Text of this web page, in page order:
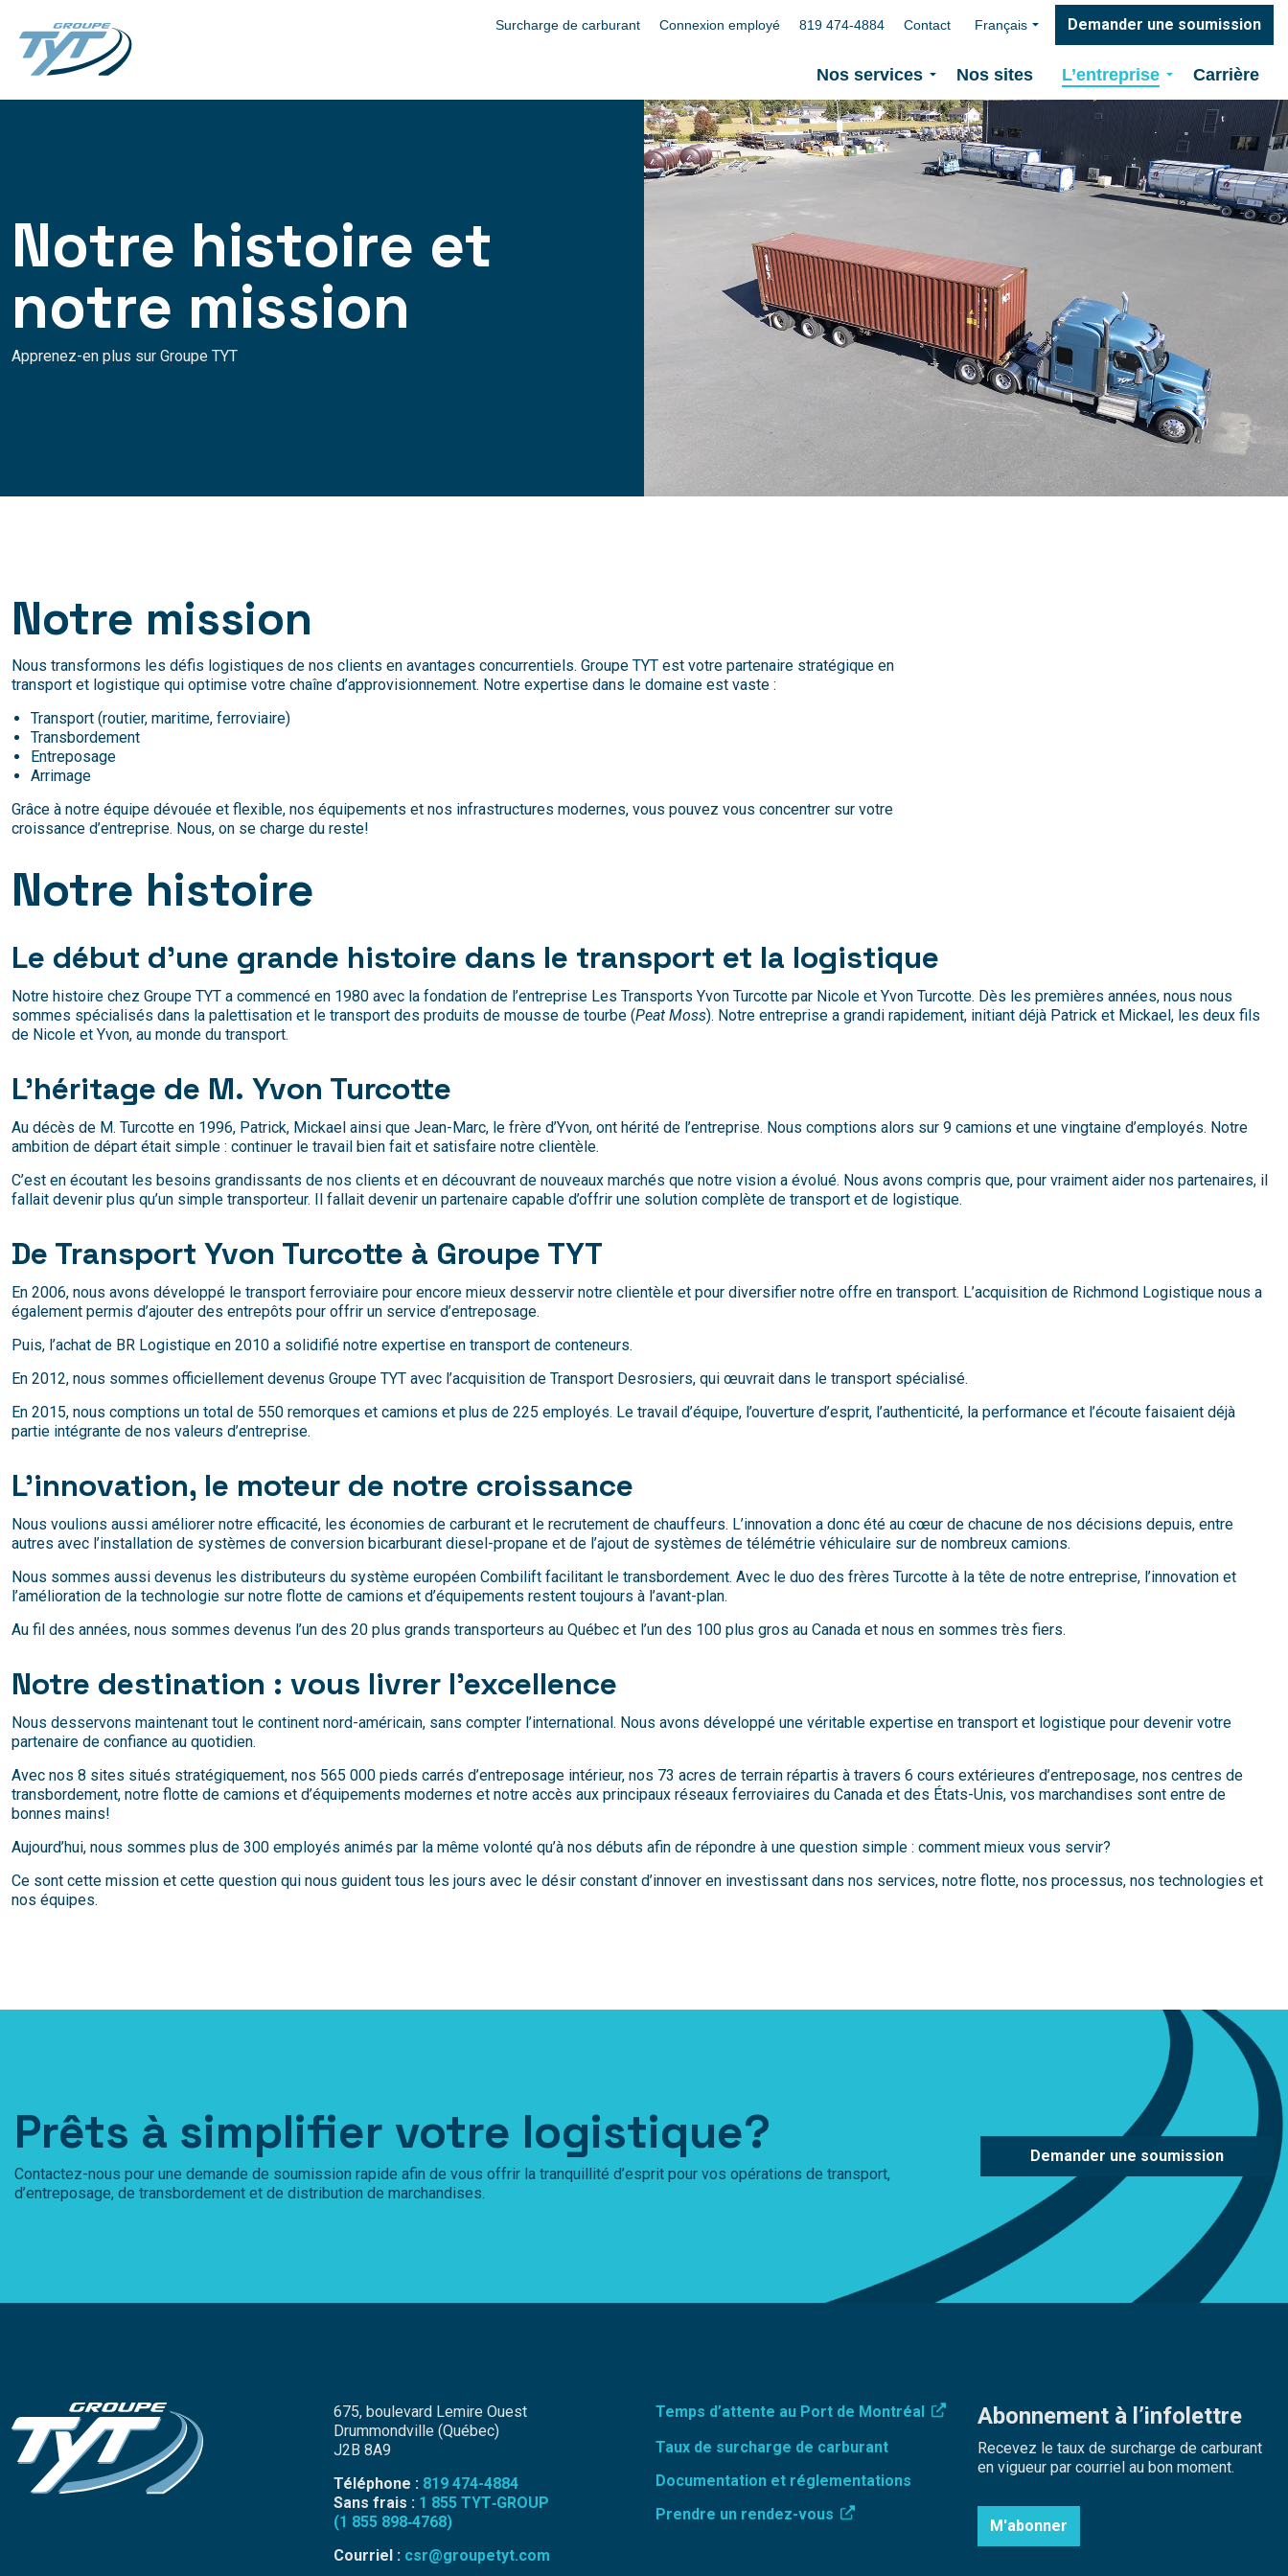
Nos services Nos sites L’entreprise Carrière
Surcharge de carburant Connexion employé 819 474-4884 Contact Français Demander une soumission
Notre histoire et
notre mission
Apprenez-en plus sur Groupe TYT
Notre mission
Nous transformons les défis logistiques de nos clients en avantages concurrentiels. Groupe TYT est votre partenaire stratégique en
transport et logistique qui optimise votre chaîne d’approvisionnement. Notre expertise dans le domaine est vaste :
Transport (routier, maritime, ferroviaire)
Transbordement
Entreposage
Arrimage
Grâce à notre équipe dévouée et flexible, nos équipements et nos infrastructures modernes, vous pouvez vous concentrer sur votre
croissance d’entreprise. Nous, on se charge du reste!
Notre histoire
Le début d’une grande histoire dans le transport et la logistique
Notre histoire chez Groupe TYT a commencé en 1980 avec la fondation de l’entreprise Les Transports Yvon Turcotte par Nicole et Yvon Turcotte. Dès les premières années, nous nous
sommes spécialisés dans la palettisation et le transport des produits de mousse de tourbe (Peat Moss). Notre entreprise a grandi rapidement, initiant déjà Patrick et Mickael, les deux fils
de Nicole et Yvon, au monde du transport.
L’héritage de M. Yvon Turcotte
Au décès de M. Turcotte en 1996, Patrick, Mickael ainsi que Jean-Marc, le frère d’Yvon, ont hérité de l’entreprise. Nous comptions alors sur 9 camions et une vingtaine d’employés. Notre
ambition de départ était simple : continuer le travail bien fait et satisfaire notre clientèle.
C’est en écoutant les besoins grandissants de nos clients et en découvrant de nouveaux marchés que notre vision a évolué. Nous avons compris que, pour vraiment aider nos partenaires, il
fallait devenir plus qu’un simple transporteur. Il fallait devenir un partenaire capable d’offrir une solution complète de transport et de logistique.
De Transport Yvon Turcotte à Groupe TYT
En 2006, nous avons développé le transport ferroviaire pour encore mieux desservir notre clientèle et pour diversifier notre offre en transport. L’acquisition de Richmond Logistique nous a
également permis d’ajouter des entrepôts pour offrir un service d’entreposage.
Puis, l’achat de BR Logistique en 2010 a solidifié notre expertise en transport de conteneurs.
En 2012, nous sommes officiellement devenus Groupe TYT avec l’acquisition de Transport Desrosiers, qui œuvrait dans le transport spécialisé.
En 2015, nous comptions un total de 550 remorques et camions et plus de 225 employés. Le travail d’équipe, l’ouverture d’esprit, l’authenticité, la performance et l’écoute faisaient déjà
partie intégrante de nos valeurs d’entreprise.
L’innovation, le moteur de notre croissance
Nous voulions aussi améliorer notre efficacité, les économies de carburant et le recrutement de chauffeurs. L’innovation a donc été au cœur de chacune de nos décisions depuis, entre
autres avec l’installation de systèmes de conversion bicarburant diesel-propane et de l’ajout de systèmes de télémétrie véhiculaire sur de nombreux camions.
Nous sommes aussi devenus les distributeurs du système européen Combilift facilitant le transbordement. Avec le duo des frères Turcotte à la tête de notre entreprise, l’innovation et
l’amélioration de la technologie sur notre flotte de camions et d’équipements restent toujours à l’avant-plan.
Au fil des années, nous sommes devenus l’un des 20 plus grands transporteurs au Québec et l’un des 100 plus gros au Canada et nous en sommes très fiers.
Notre destination : vous livrer l’excellence
Nous desservons maintenant tout le continent nord-américain, sans compter l’international. Nous avons développé une véritable expertise en transport et logistique pour devenir votre
partenaire de confiance au quotidien.
Avec nos 8 sites situés stratégiquement, nos 565 000 pieds carrés d’entreposage intérieur, nos 73 acres de terrain répartis à travers 6 cours extérieures d’entreposage, nos centres de
transbordement, notre flotte de camions et d’équipements modernes et notre accès aux principaux réseaux ferroviaires du Canada et des États-Unis, vos marchandises sont entre de
bonnes mains!
Aujourd’hui, nous sommes plus de 300 employés animés par la même volonté qu’à nos débuts afin de répondre à une question simple : comment mieux vous servir?
Ce sont cette mission et cette question qui nous guident tous les jours avec le désir constant d’innover en investissant dans nos services, notre flotte, nos processus, nos technologies et
nos équipes.
Prêts à simplifier votre logistique?
Contactez-nous pour une demande de soumission rapide afin de vous offrir la tranquillité d’esprit pour vos opérations de transport,
d’entreposage, de transbordement et de distribution de marchandises.
Demander une soumission
675, boulevard Lemire Ouest
Drummondville (Québec)
J2B 8A9
Téléphone : 819 474-4884
Sans frais : 1 855 TYT‑GROUP
(1 855 898‑4768)
Courriel : csr@groupetyt.com
Temps d’attente au Port de Montréal
Taux de surcharge de carburant
Documentation et réglementations
Prendre un rendez-vous
Abonnement à l’infolettre
Recevez le taux de surcharge de carburant
en vigueur par courriel au bon moment.
M'abonner